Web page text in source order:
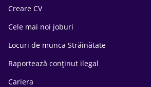
Creare CV
Cele mai noi joburi
Locuri de munca Străinătate
Raportează conținut ilegal
Cariera